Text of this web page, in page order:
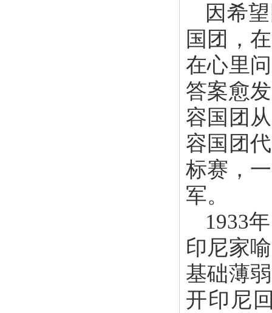
因希
国团，
在心里
答案愈
容国团
容国团
标赛，
军。
1933
印尼家
基础薄
开印尼